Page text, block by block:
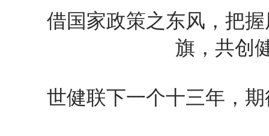
借国家政策之东风，把握
旗，共创
世健联下一个十三年，期